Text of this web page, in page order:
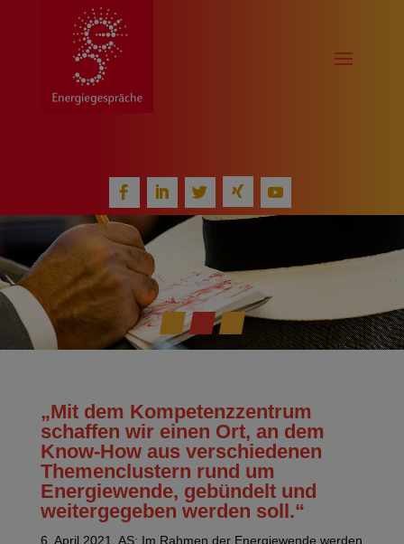
„Mit dem Kompetenzzentrum
schaffen wir einen Ort, an dem
Know-How aus verschiedenen
Themenclustern rund um
Energiewende, gebündelt und
weitergegeben werden soll.“
6. April 2021, AS: Im Rahmen der Energiewende werden